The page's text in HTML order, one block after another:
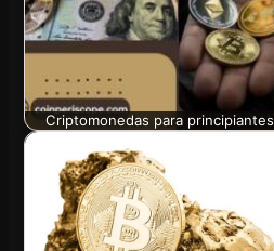
Criptomonedas para principiantes